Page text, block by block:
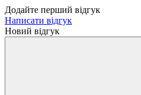
Додайте перший відгук
Написати відгук
Новий відгук